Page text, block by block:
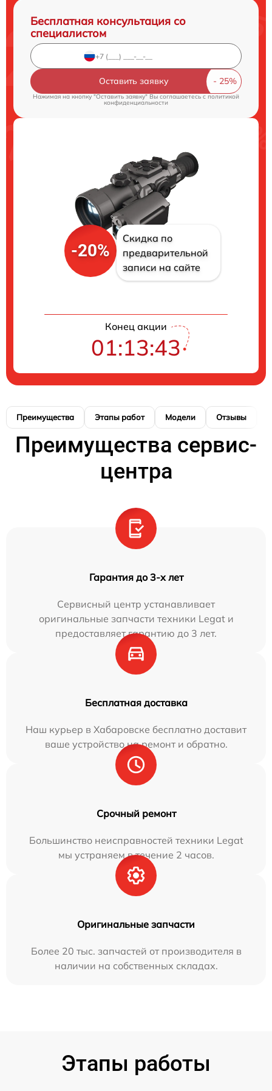
Бесплатная консультация со
специалистом
Оставить заявку
Нажимая на кнопку "Оставить заявку" Вы соглашаетесь c политикой
конфиденциальности
-20%
Скидка по
предварительной
записи на сайте
Конец акции
01:13:42
Преимущества Этапы работ Модели Отзывы
Преимущества сервис-
центра
Гарантия до 3-х лет
Сервисный центр устанавливает
оригинальные запчасти техники Legat и
предоставляет гарантию до 3 лет.
Бесплатная доставка
Наш курьер в Хабаровске бесплатно доставит
ваше устройство на ремонт и обратно.
Срочный ремонт
Большинство неисправностей техники Legat
мы устраняем в течение 2 часов.
Оригинальные запчасти
Более 20 тыс. запчастей от производителя в
наличии на собственных складах.
Этапы работы